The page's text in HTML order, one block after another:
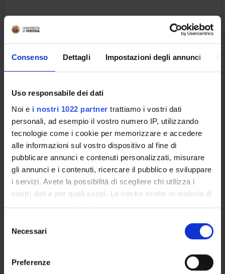
Consenso Dettagli Impostazioni degli annunci
Uso responsabile dei dati
Noi e i nostri 1022 partner trattiamo i vostri dati
personali, ad esempio il vostro numero IP, utilizzando
tecnologie come i cookie per memorizzare e accedere
alle informazioni sul vostro dispositivo al fine di
pubblicare annunci e contenuti personalizzati, misurare
gli annunci e i contenuti, ricercare il pubblico e sviluppare
i servizi. Avete la possibilità di scegliere chi utilizza i
vostri dati e per quali scopi. Le vostre scelte in materia di
privacy sono applicabili solo su questa proprietà digitale
modificare o revocare il proprio consenso in qualsiasi
momento dalla Dichiarazione sui cookie o facendo clic
Necessari
Preferenze
Iscrizione al Corso
REQUISITI PER L’AMMISSIONE :
Diploma di scuola secondaria superiore.
CRITERI DI VALUTAZIONE PER L'AMMISSIONE :
Non è prevista la selezione dei candidati.
Come candidarsi
Ora disponibile per il consulto